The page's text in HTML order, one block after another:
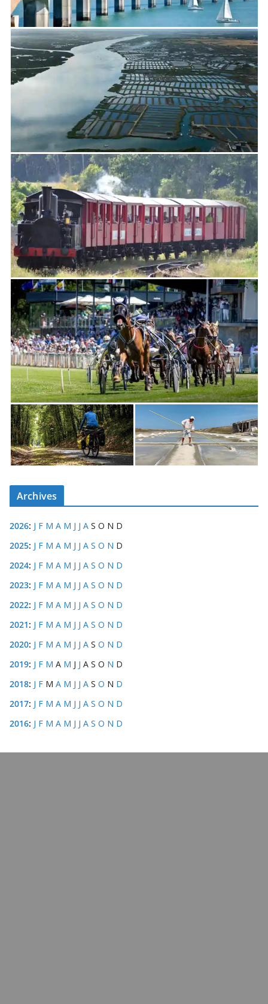
Archives
2026: J F M A M J J A S O N D
2025: J F M A M J J A S O N D
2024: J F M A M J J A S O N D
2023: J F M A M J J A S O N D
2022: J F M A M J J A S O N D
2021: J F M A M J J A S O N D
2020: J F M A M J J A S O N D
2019: J F M A M J J A S O N D
2018: J F M A M J J A S O N D
2017: J F M A M J J A S O N D
2016: J F M A M J J A S O N D